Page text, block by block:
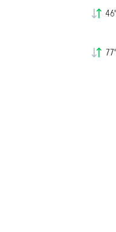
46'
77'